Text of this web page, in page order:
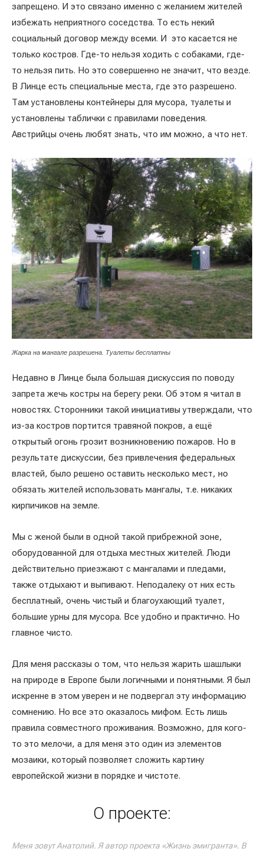
запрещено. И это связано именно с желанием жителей
избежать неприятного соседства. То есть некий
социальный договор между всеми. И это касается не
только костров. Где-то нельзя ходить с собаками, где-
то нельзя пить. Но это совершенно не значит, что везде.
В Линце есть специальные места, где это разрешено.
Там установлены контейнеры для мусора, туалеты и
установлены таблички с правилами поведения.
Австрийцы очень любят знать, что им можно, а что нет.
Жарка на мангале разрешена. Туалеты бесплатны
Недавно в Линце была большая дискуссия по поводу
запрета жечь костры на берегу реки. Об этом я читал в
новостях. Сторонники такой инициативы утверждали, что
из-за костров портится травяной покров, а ещё
открытый огонь грозит возникновению пожаров. Но в
результате дискуссии, без привлечения федеральных
властей, было решено оставить несколько мест, но
обязать жителей использовать мангалы, т.е. никаких
кирпичиков на земле.
Мы с женой были в одной такой прибрежной зоне,
оборудованной для отдыха местных жителей. Люди
действительно приезжают с мангалами и пледами,
также отдыхают и выпивают. Неподалеку от них есть
бесплатный, очень чистый и благоухающий туалет,
большие урны для мусора. Все удобно и практично. Но
главное чисто.
Для меня рассказы о том, что нельзя жарить шашлыки
на природе в Европе были логичными и понятными. Я был
искренне в этом уверен и не подвергал эту информацию
сомнению. Но все это оказалось мифом. Есть лишь
правила совместного проживания. Возможно, для кого-
то это мелочи, а для меня это один из элементов
мозаики, который позволяет сложить картину
европейской жизни в порядке и чистоте.
О проекте:
Меня зовут Анатолий. Я автор проекта «Жизнь эмигранта». В